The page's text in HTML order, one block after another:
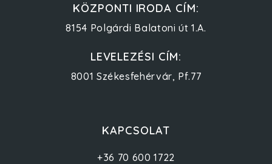
KÖZPONTI IRODA CÍM:
8154 Polgárdi Balatoni út 1.A.
LEVELEZÉSI CÍM:
8001 Székesfehérvár, Pf.77
KAPCSOLAT
+36 70 600 1722